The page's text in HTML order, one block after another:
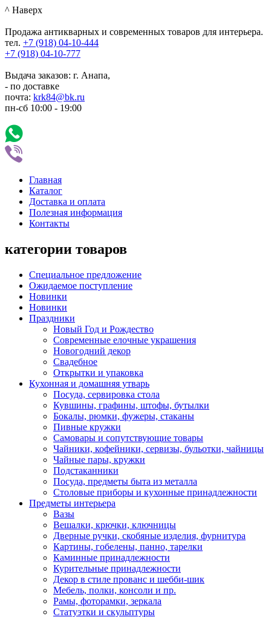
^ Наверх
Продажа антикварных и современных товаров для интерьера.
тел. +7 (918) 04-10-444
+7 (918) 04-10-777
Выдача заказов: г. Анапа,
- по доставке
почта: krk84@bk.ru
пн-сб 10:00 - 19:00
Главная
Каталог
Доставка и оплата
Полезная информация
Контакты
категории товаров
Специальное предложение
Ожидаемое поступление
Новинки
Новинки
Праздники
Новый Год и Рождество
Современные елочные украшения
Новогодний декор
Свадебное
Открытки и упаковка
Кухонная и домашняя утварь
Посуда, сервировка стола
Кувшины, графины, штофы, бутылки
Бокалы, рюмки, фужеры, стаканы
Пивные кружки
Самовары и сопутствующие товары
Чайники, кофейники, сервизы, бульотки, чайницы
Чайные пары, кружки
Подстаканники
Посуда, предметы быта из металла
Столовые приборы и кухонные принадлежности
Предметы интерьера
Вазы
Вешалки, крючки, ключницы
Дверные ручки, скобяные изделия, фурнитура
Картины, гобелены, панно, тарелки
Каминные принадлежности
Курительные принадлежности
Декор в стиле прованс и шебби-шик
Мебель, полки, консоли и пр.
Рамы, фоторамки, зеркала
Статуэтки и скульптуры